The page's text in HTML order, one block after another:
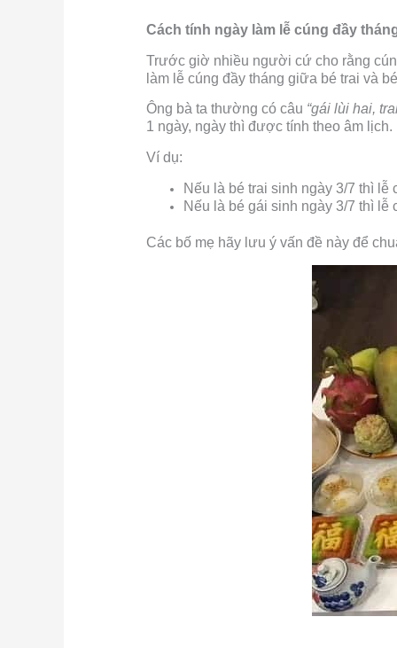
Cách tính ngày làm lễ cúng đầy
Trước giờ nhiều người cứ cho rằng
làm lễ cúng đầy tháng giữa bé trai và
Ông bà ta thường có câu “gái lùi hai,
1 ngày, ngày thì được tính theo âm lịch.
Ví dụ:
Nếu là bé trai sinh ngày 3/7 thì
Nếu là bé gái sinh ngày 3/7 thì
Các bố mẹ hãy lưu ý vấn đề này để